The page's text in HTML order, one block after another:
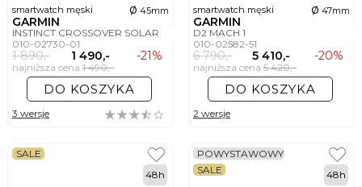
smartwatch męski ø 45mm
GARMIN
INSTINCT CROSSOVER SOLAR
010-02730-01
1 890,- 1 490,- -21%
najniższa cena 1 490,-
DO KOSZYKA
3 wersje
smartwatch męski ø 47mm
GARMIN
D2 MACH 1
010-02582-51
6 790,- 5 410,- -20%
najniższa cena 5 420,-
DO KOSZYKA
2 wersje
SALE
48h
POWYSTAWOWY
SALE
48h